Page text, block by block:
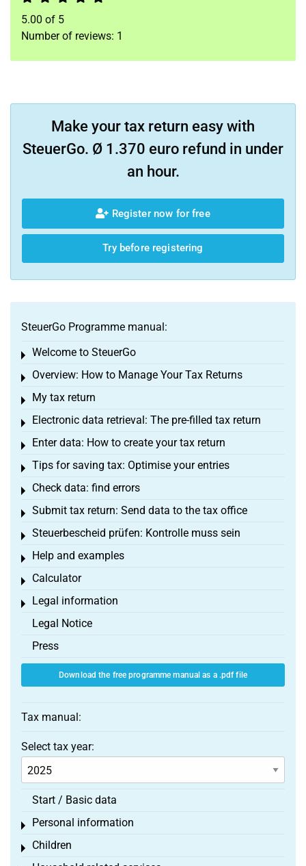
5.00 of 5
Number of reviews: 1
Make your tax return easy with
SteuerGo. Ø 1.370 euro refund in under
an hour.
Register now for free
Try before registering
SteuerGo Programme manual:
Welcome to SteuerGo
Toggle menu
Overview: How to Manage Your Tax Returns
Toggle menu
My tax return
Toggle menu
Electronic data retrieval: The pre-filled tax return
Toggle menu
Enter data: How to create your tax return
Toggle menu
Tips for saving tax: Optimise your entries
Toggle menu
Check data: find errors
Toggle menu
Submit tax return: Send data to the tax office
Toggle menu
Steuerbescheid prüfen: Kontrolle muss sein
Toggle menu
Help and examples
Toggle menu
Calculator
Toggle menu
Legal information
Toggle menu
Legal Notice
Press
Download the free programme manual as a .pdf file
Tax manual:
Select tax year:
Start / Basic data
Personal information
Toggle menu
Children
Toggle menu